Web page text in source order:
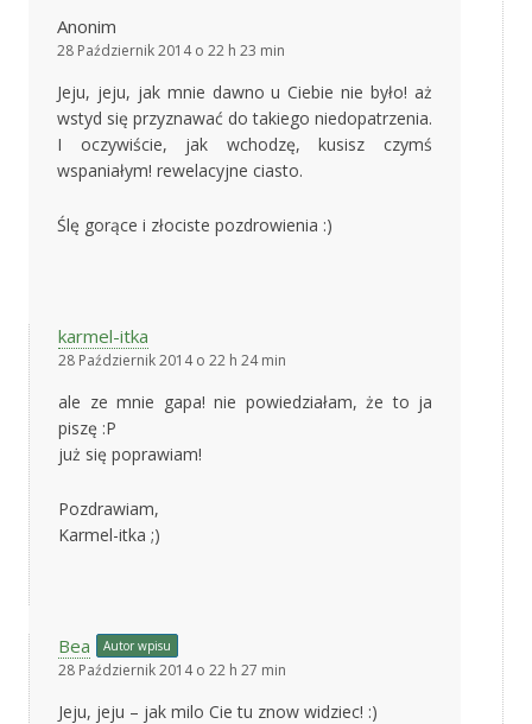
Anonim
28 Październik 2014 o 22 h 23 min
Jeju, jeju, jak mnie dawno u Ciebie nie było! aż
wstyd się przyznawać do takiego niedopatrzenia.
I oczywiście, jak wchodzę, kusisz czymś
wspaniałym! rewelacyjne ciasto.
Ślę gorące i złociste pozdrowienia :)
karmel-itka
28 Październik 2014 o 22 h 24 min
ale ze mnie gapa! nie powiedziałam, że to ja
piszę :P
już się poprawiam!
Pozdrawiam,
Karmel-itka ;)
Bea Autor wpisu
28 Październik 2014 o 22 h 27 min
Jeju, jeju – jak milo Cie tu znow widziec! :)